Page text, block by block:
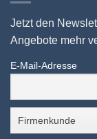
Jetzt den
Angebote mehr
E-Mail-Adresse